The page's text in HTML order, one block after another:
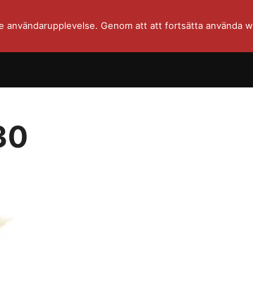
Genom att att fortsätta använda